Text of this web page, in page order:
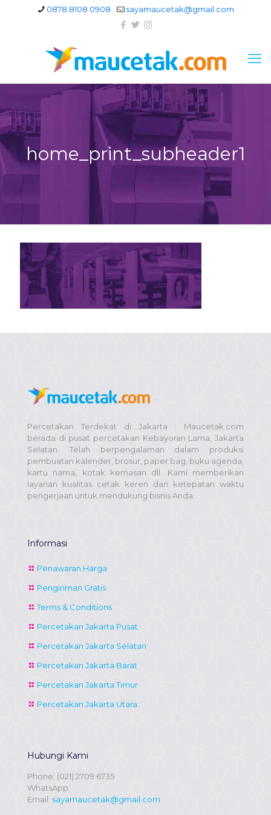
0878 8108 0908 sayamaucetak@gmail.com
home_print_subheader1
Percetakan Terdekat di Jakarta : Maucetak.com
berada di pusat percetakan Kebayoran Lama, Jakarta
Selatan. Telah berpengalaman dalam produksi
pembuatan kalender, brosur, paper bag, buku agenda,
kartu nama, kotak kemasan dll. Kami memberikan
layanan kualitas cetak keren dan ketepatan waktu
pengerjaan untuk mendukung bisnis Anda.
Informasi
Penawaran Harga
Pengiriman Gratis
Terms & Conditions
Percetakan Jakarta Pusat
Percetakan Jakarta Selatan
Percetakan Jakarta Barat
Percetakan Jakarta Timur
Percetakan Jakarta Utara
Hubungi Kami
Phone: (021) 2709 6735
WhatsApp:
Email: sayamaucetak@gmail.com